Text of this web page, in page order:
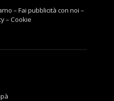
–Fai pubblicità con noi –
–Cookie